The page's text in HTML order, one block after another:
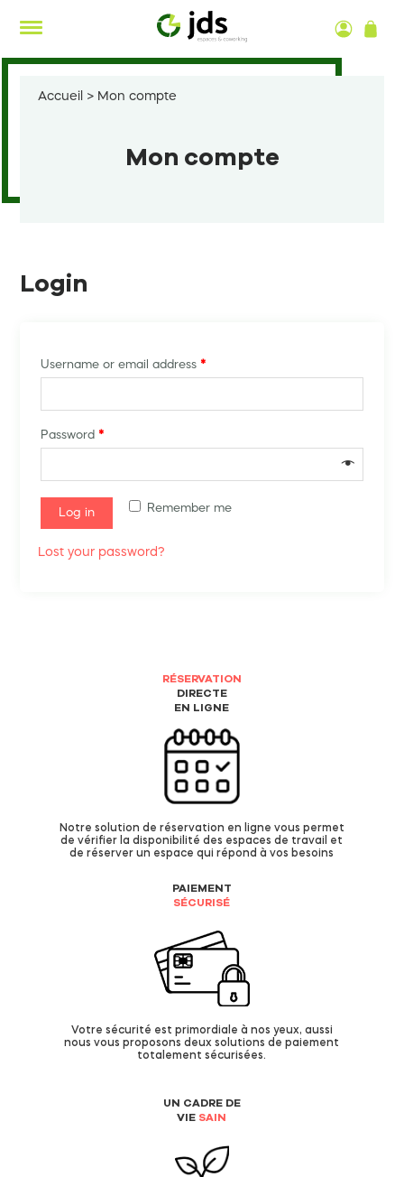
contenu
Accueil > Mon compte
Mon compte
Login
Username or email address *
Password *
Remember me
Log in
Lost your password?
RÉSERVATION
DIRECTE
EN LIGNE
Notre solution de réservation en ligne vous permet
de vérifier la disponibilité des espaces de travail et
de réserver un espace qui répond à vos besoins
PAIEMENT
SÉCURISÉ
Votre sécurité est primordiale à nos yeux, aussi
nous vous proposons deux solutions de paiement
totalement sécurisées.
UN CADRE DE
VIE SAIN